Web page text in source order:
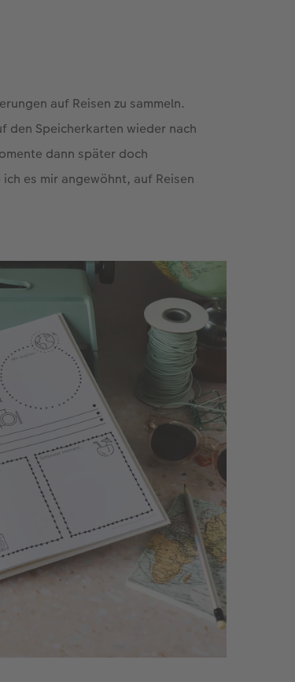
auf Reisen zu sammeln.
den Speicherkarten wieder nach
dann später doch
es mir angewöhnt, auf Reisen